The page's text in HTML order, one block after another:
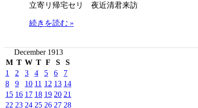
立寄リ帰宅セリ 夜近清君来訪
続きを読む »
December 1913
M T W T F S S
1 2 3 4 5 6
7
8
9 10 11 12 13 14
15 16 17 18 19 20 21
22 23 24 25 26 27 28